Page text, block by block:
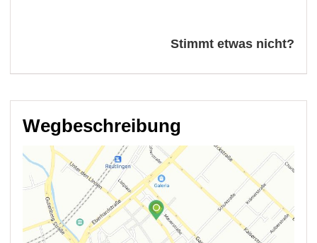
Stimmt etwas nicht?
Wegbeschreibung